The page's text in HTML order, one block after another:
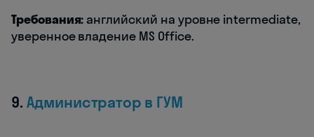
Требования: английский на уровне intermediate,
уверенное владение MS Office.
9. Администратор в ГУМ